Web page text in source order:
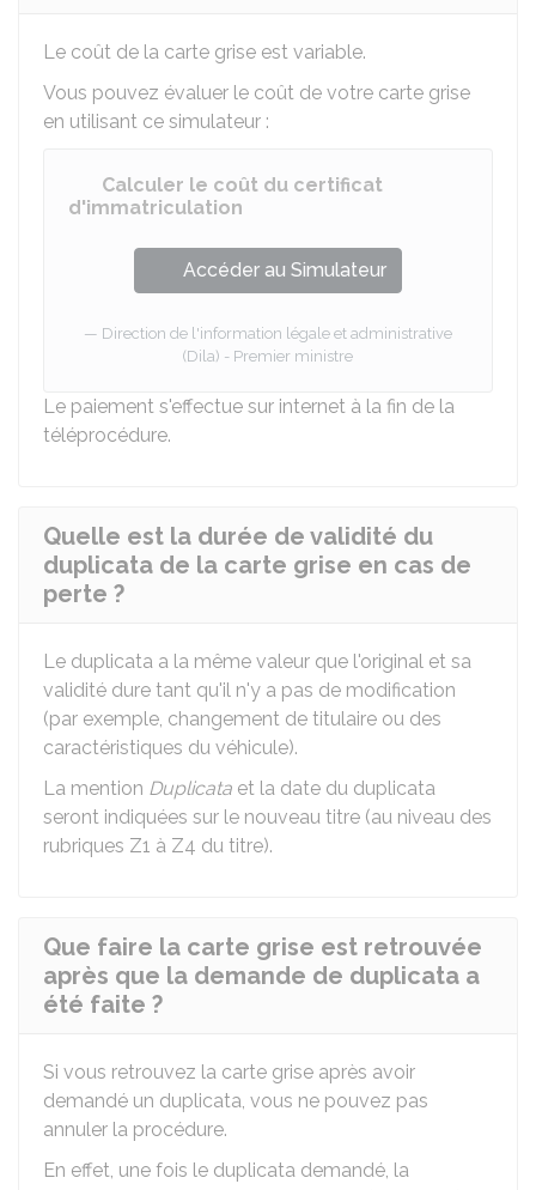
Le coût de la carte grise est variable.
Vous pouvez évaluer le coût de votre carte grise
en utilisant ce simulateur :
Calculer le coût du certificat
d'immatriculation
Accéder au Simulateur
Direction de l'information légale et administrative
(Dila) - Premier ministre
Le paiement s'effectue sur internet à la fin de la
téléprocédure.
Quelle est la durée de validité du
duplicata de la carte grise en cas de
perte ?
Le duplicata a la même valeur que l'original et sa
validité dure tant qu'il n'y a pas de modification
(par exemple, changement de titulaire ou des
caractéristiques du véhicule).
La mention Duplicata et la date du duplicata
seront indiquées sur le nouveau titre (au niveau des
rubriques Z1 à Z4 du titre).
Que faire la carte grise est retrouvée
après que la demande de duplicata a
été faite ?
Si vous retrouvez la carte grise après avoir
demandé un duplicata, vous ne pouvez pas
annuler la procédure.
En effet, une fois le duplicata demandé, la